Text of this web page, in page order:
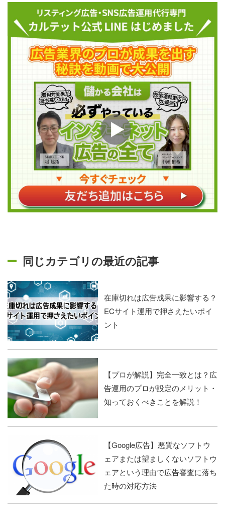
同じカテゴリの最近の記事
在庫切れは広告成果に影響する？
ECサイト運用で押さえたいポイ
ント
【プロが解説】完全一致とは？広
告運用のプロが設定のメリット・
知っておくべきことを解説！
【Google広告】悪質なソフトウ
ェアまたは望ましくないソフトウ
ェアという理由で広告審査に落ち
た時の対応方法